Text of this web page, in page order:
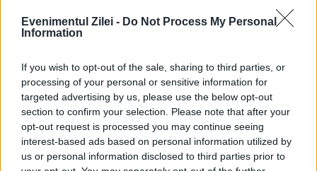
Evenimentul Zilei - Do Not Process My Personal
Information
If you wish to opt-out of the sale, sharing to third parties, or
processing of your personal or sensitive information for
targeted advertising by us, please use the below opt-out
section to confirm your selection. Please note that after your
opt-out request is processed you may continue seeing
interest-based ads based on personal information utilized by
us or personal information disclosed to third parties prior to
Albă și recomandarea ca Trump și Putin să
posibil" („if possible”).
Reacții la scurgerea informațiilor
Yuri Ushakov a declarat pentru mass-media
de stat rusă că scurgerea a fost făcută